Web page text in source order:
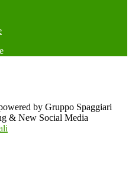
by Gruppo Spaggiari
& New Social Media